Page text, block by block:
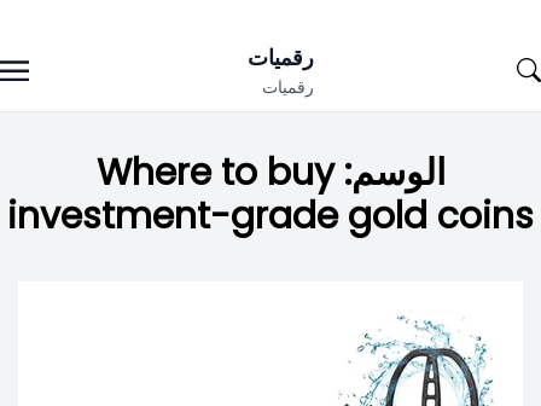
to
رقميات
رقميات
الوسم:Where to buy
investment-grade gold coins